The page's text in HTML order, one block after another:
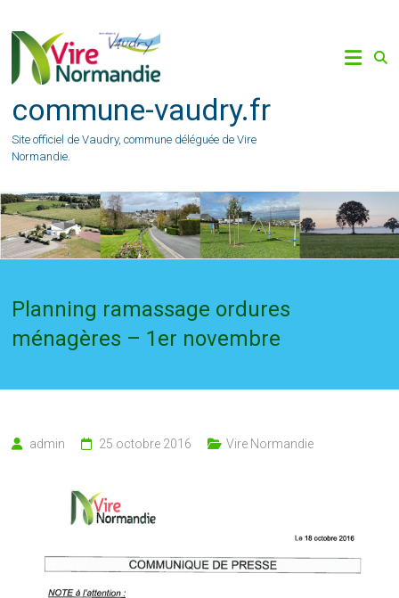
content
commune-vaudry.fr
Site officiel de Vaudry, commune déléguée de Vire
Normandie.
Planning ramassage ordures
ménagères – 1er novembre
admin 25 octobre 2016 Vire Normandie